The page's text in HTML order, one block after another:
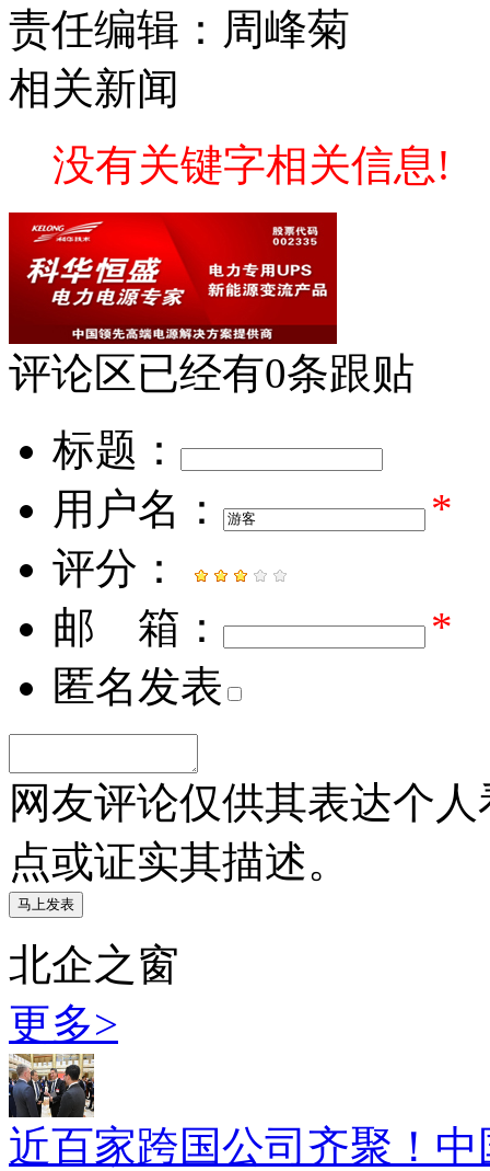
责任编辑：周峰菊
相关新闻
没有关键字相关信息!
评论区已经有0条跟贴
标题：
用户名：
*
评分：
邮 箱：
*
匿名发表
网友评论仅供其表达个
点或证实其描述。
北企之窗
更多>
近百家跨国公司齐聚！